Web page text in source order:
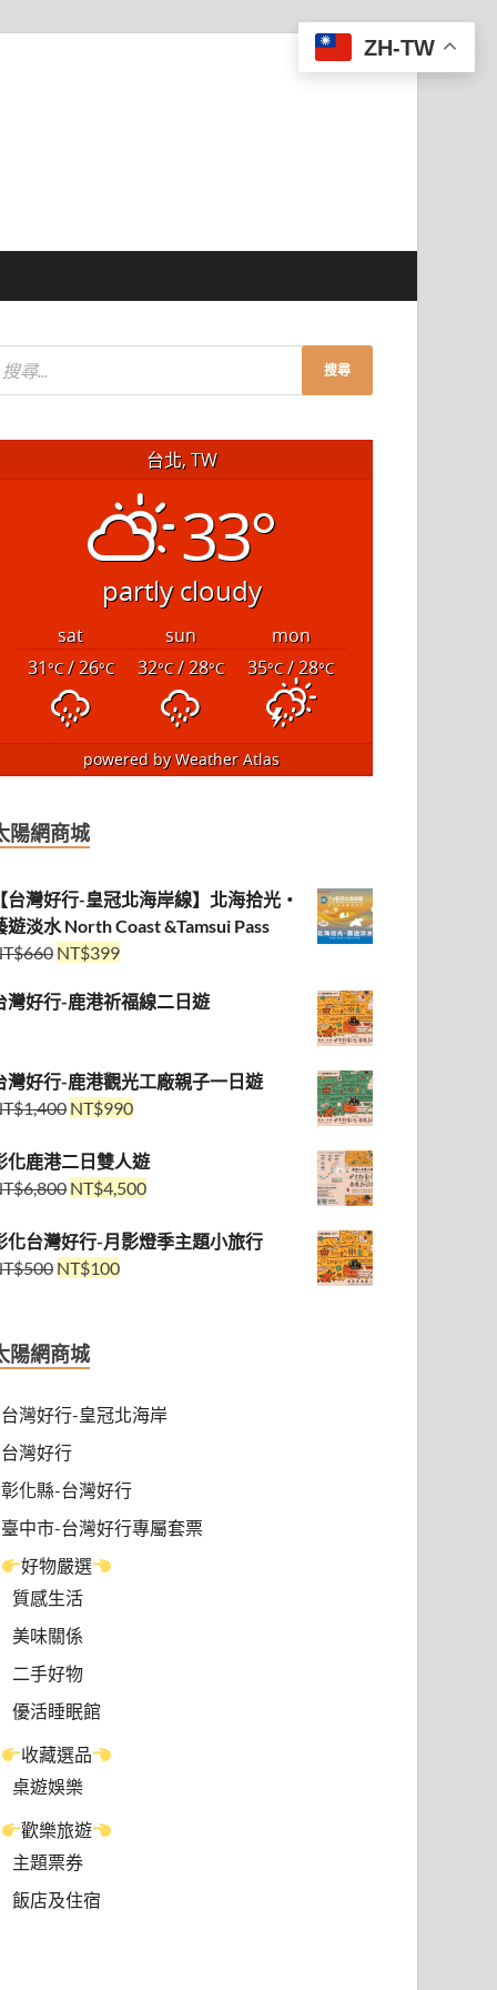
台北, TW
33°
partly cloudy
sat sun
mon
31°C/ 26°C 32°C/ 28°C 35°C/ 28°C
powered byWeather Atlas
陽網商城
台灣好行-皇冠北海岸線】北海拾光・
遊淡水 North Coast &Tamsui Pass
660 NT$399
灣好行-鹿港祈福線二日遊
灣好行-鹿港觀光工廠親子一日遊
1,400 NT$990
化鹿港二日雙人遊
6,800 NT$4,500
化台灣好行-月影燈季主題小旅行
500 NT$100
陽網商城
台灣好行-皇冠北海岸
台灣好行
彰化縣-台灣好行
臺中市-台灣好行專屬套票
好物嚴選
質感生活
美味關係
二手好物
優活睡眠館
收藏選品
桌遊娛樂
歡樂旅遊
主題票券
飯店及住宿
ZH-TW